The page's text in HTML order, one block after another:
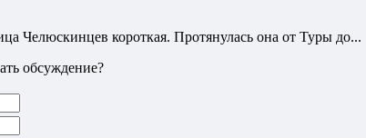
Челюскинцев короткая. Протянулась она от Туры до...
обсуждение?